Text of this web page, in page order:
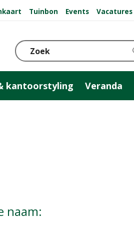
Tuinbon Events Vacatures
kantoorstyling Veranda
naam: